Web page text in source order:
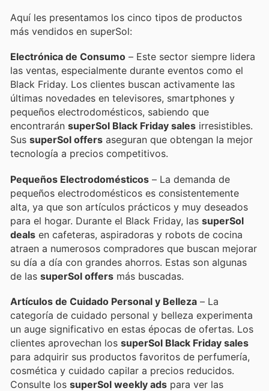
Aquí les presentamos los cinco tipos de productos
más vendidos en superSol:
Electrónica de Consumo – Este sector siempre lidera
las ventas, especialmente durante eventos como el
Black Friday. Los clientes buscan activamente las
últimas novedades en televisores, smartphones y
pequeños electrodomésticos, sabiendo que
encontrarán superSol Black Friday sales irresistibles.
Sus superSol offers aseguran que obtengan la mejor
tecnología a precios competitivos.
Pequeños Electrodomésticos – La demanda de
pequeños electrodomésticos es consistentemente
alta, ya que son artículos prácticos y muy deseados
para el hogar. Durante el Black Friday, las superSol
deals en cafeteras, aspiradoras y robots de cocina
atraen a numerosos compradores que buscan mejorar
su día a día con grandes ahorros. Estas son algunas
de las superSol offers más buscadas.
Artículos de Cuidado Personal y Belleza – La
categoría de cuidado personal y belleza experimenta
un auge significativo en estas épocas de ofertas. Los
clientes aprovechan los superSol Black Friday sales
para adquirir sus productos favoritos de perfumería,
cosmética y cuidado capilar a precios reducidos.
Consulte los superSol weekly ads para ver las